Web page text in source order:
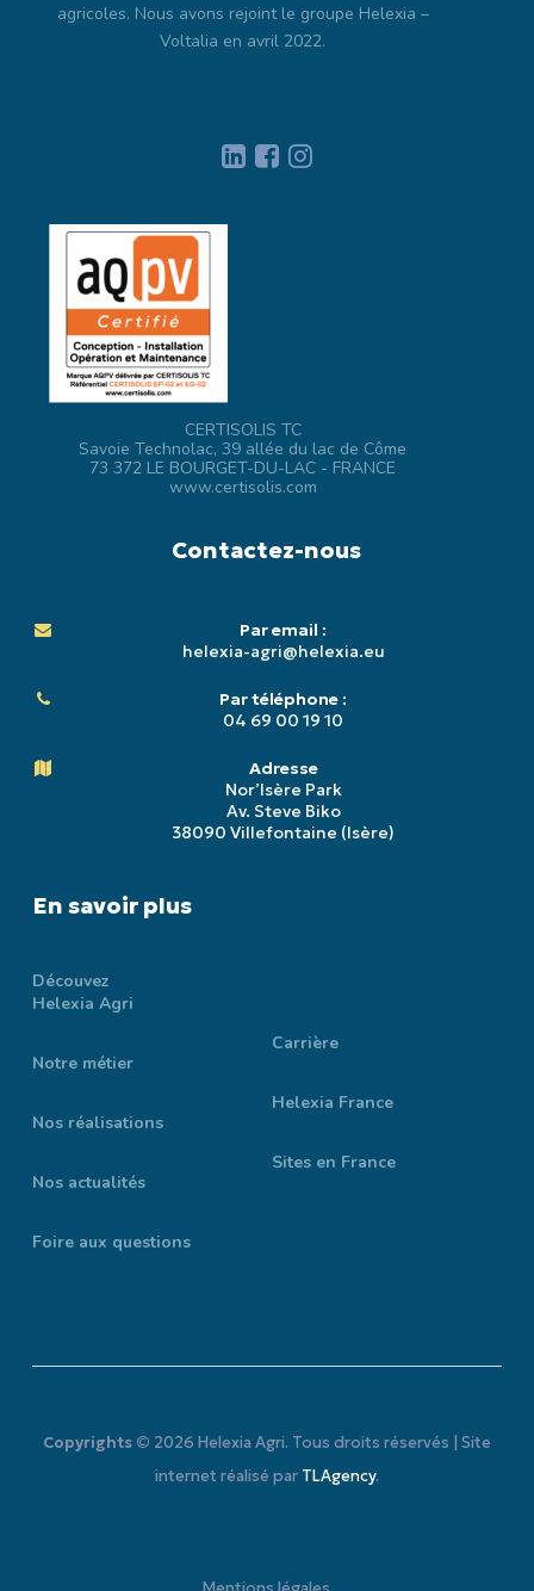
agricoles. Nous avons rejoint le groupe Helexia –
Voltalia en avril 2022.
CERTISOLIS TC
Savoie Technolac, 39 allée du lac de Côme
73 372 LE BOURGET-DU-LAC - FRANCE
www.certisolis.com
Contactez-nous
Par email :
helexia-agri@helexia.eu
Par téléphone :
04 69 00 19 10
Adresse
Nor’Isère Park
Av. Steve Biko
38090 Villefontaine (Isère)
En savoir plus
Découvez
Helexia Agri
Notre métier
Nos réalisations
Nos actualités
Foire aux questions
Carrière
Helexia France
Sites en France
Copyrights © 2026 Helexia Agri. Tous droits réservés | Site
internet réalisé par TLAgency.